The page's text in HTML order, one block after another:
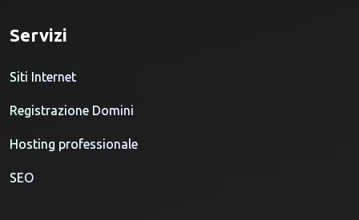
Servizi
Siti Internet
Registrazione Domini
Hosting professionale
SEO